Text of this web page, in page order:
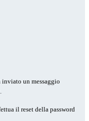
inviato un messaggio
il reset della password